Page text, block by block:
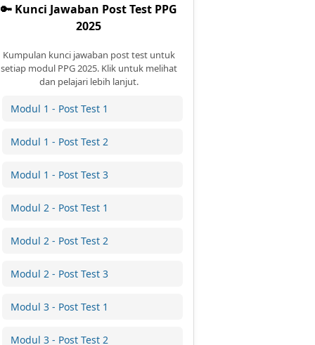
🔑 Kunci Jawaban Post Test PPG
2025
Kumpulan kunci jawaban post test untuk
setiap modul PPG 2025. Klik untuk melihat
dan pelajari lebih lanjut.
Modul 1 - Post Test 1
Modul 1 - Post Test 2
Modul 1 - Post Test 3
Modul 2 - Post Test 1
Modul 2 - Post Test 2
Modul 2 - Post Test 3
Modul 3 - Post Test 1
Modul 3 - Post Test 2